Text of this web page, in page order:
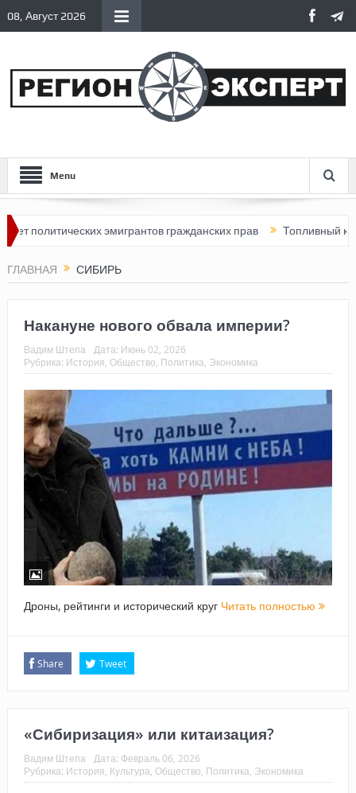
08, Август 2026
Menu
эмигрантов гражданских прав Топливный кризис в
ГЛАВНАЯ СИБИРЬ
Накануне нового обвала империи?
Вадим Штепа Дата: Июнь 02, 2026
Рубрика: История Общество Политика Экономика
Дроны, рейтинги и исторический круг Читать полностью
Share Tweet
«Сибиризация» или китаизация?
Вадим Штепа Дата: Февраль 06, 2026
Рубрика: История Культура Общество Политика Экономика